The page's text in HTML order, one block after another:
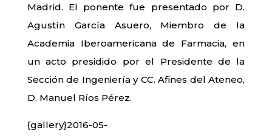
Madrid. El ponente fue presentado por D.
Agustín García Asuero, Miembro de la
Academia Iberoamericana de Farmacia, en
un acto presidido por el Presidente de la
Sección de Ingeniería y CC. Afines del Ateneo,
D. Manuel Ríos Pérez.
{gallery}2016-05-